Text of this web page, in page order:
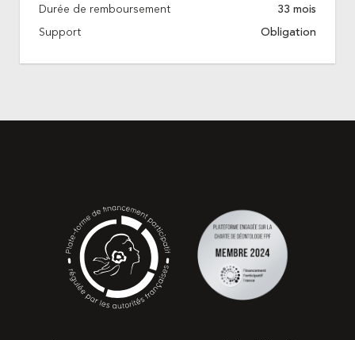
Durée de remboursement 33 mois
Support Obligation